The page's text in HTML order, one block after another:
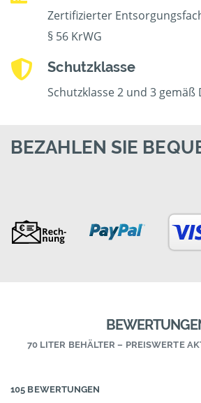
Zertifizierter
§ 56 KrWG
Schutzklasse
Schutzklasse 2 und 3 gemäß
BEZAHLEN SIE
70 LITER BEHÄLTER – PREISWERTE
105 BEWERTUNGEN